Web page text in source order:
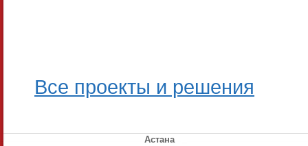
Все проекты и решения
Астана